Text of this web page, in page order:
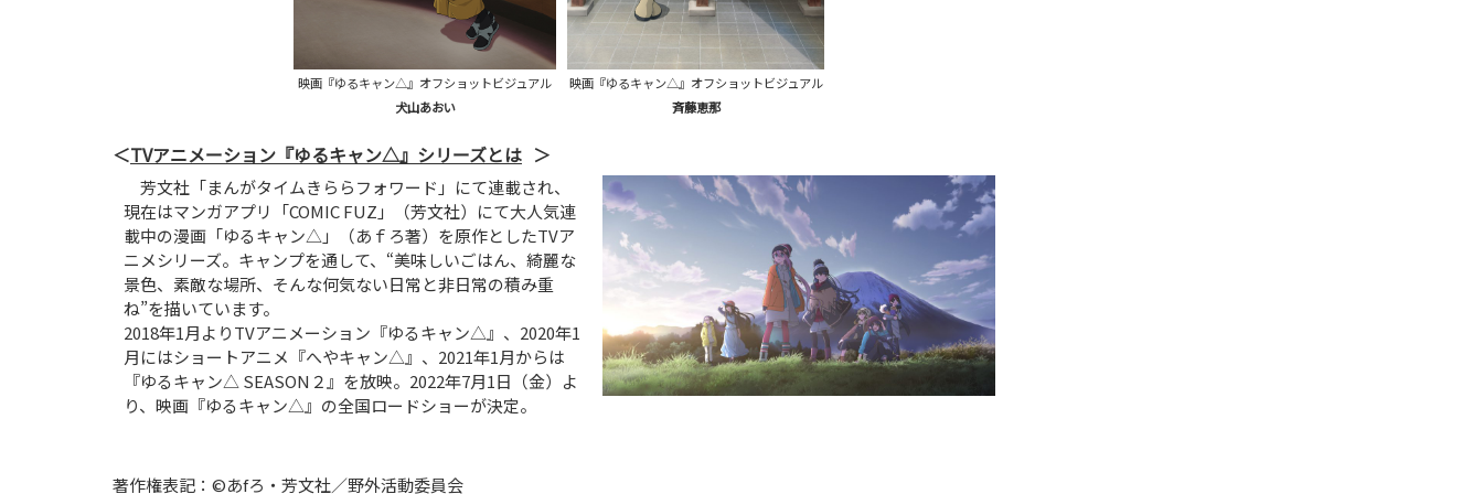
映画『ゆるキャン△』オフショットビジュアル
犬山あおい
映画『ゆるキャン△』オフショットビジュアル
斉藤恵那
TVアニメーション『ゆるキャン△』シリーズとは
芳文社「まんがタイムきららフォワード」にて連載され、
現在はマンガアプリ「COMIC FUZ」（芳文社）にて大人気連
載中の漫画「ゆるキャン△」（あｆろ著）を原作としたTVア
ニメシリーズ。キャンプを通して、“美味しいごはん、綺麗な
景色、素敵な場所、そんな何気ない日常と非日常の積み重
ね”を描いています。
2018年1月よりTVアニメーション『ゆるキャン△』、2020年1
月にはショートアニメ『へやキャン△』、2021年1月からは
『ゆるキャン△ SEASON２』を放映。2022年7月1日（金）よ
り、映画『ゆるキャン△』の全国ロードショーが決定。
著作権表記：©あfろ・芳文社／野外活動委員会